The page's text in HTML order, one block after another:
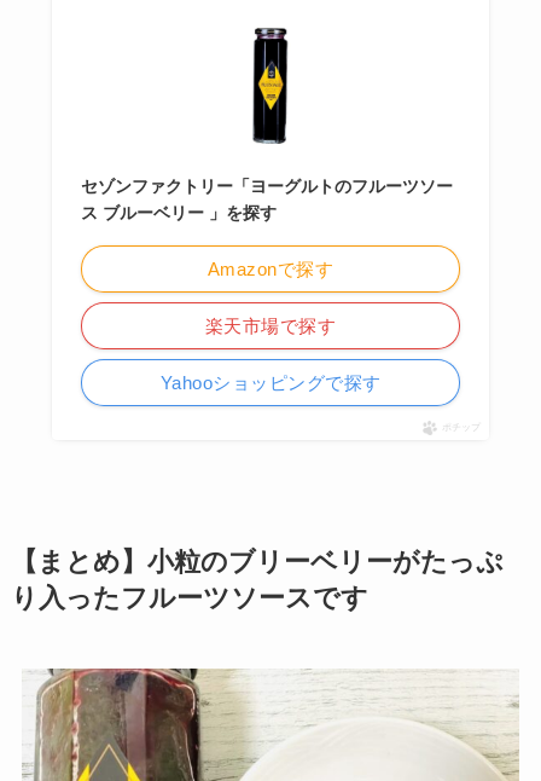
セゾンファクトリー「ヨーグルトのフルーツソー
ス ブルーベリー 」を探す
Amazonで探す
楽天市場で探す
Yahooショッピングで探す
ポチップ
【まとめ】小粒のブリーベリーがたっぷ
り入ったフルーツソースです